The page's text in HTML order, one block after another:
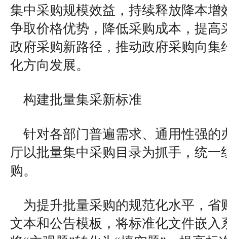
集中采购规模效益，持续释放降本增
争取价格优势，降低采购成本，提高
政府采购新路径，推动政府采购向集
化方向发展。
构建批量集采新标准
针对各部门普遍需求、通用性强的
厅以批量集中采购目录为抓手，统一
购。
为提升批量采购的规范化水平，省
文本和公告模板，将标准化文件嵌入